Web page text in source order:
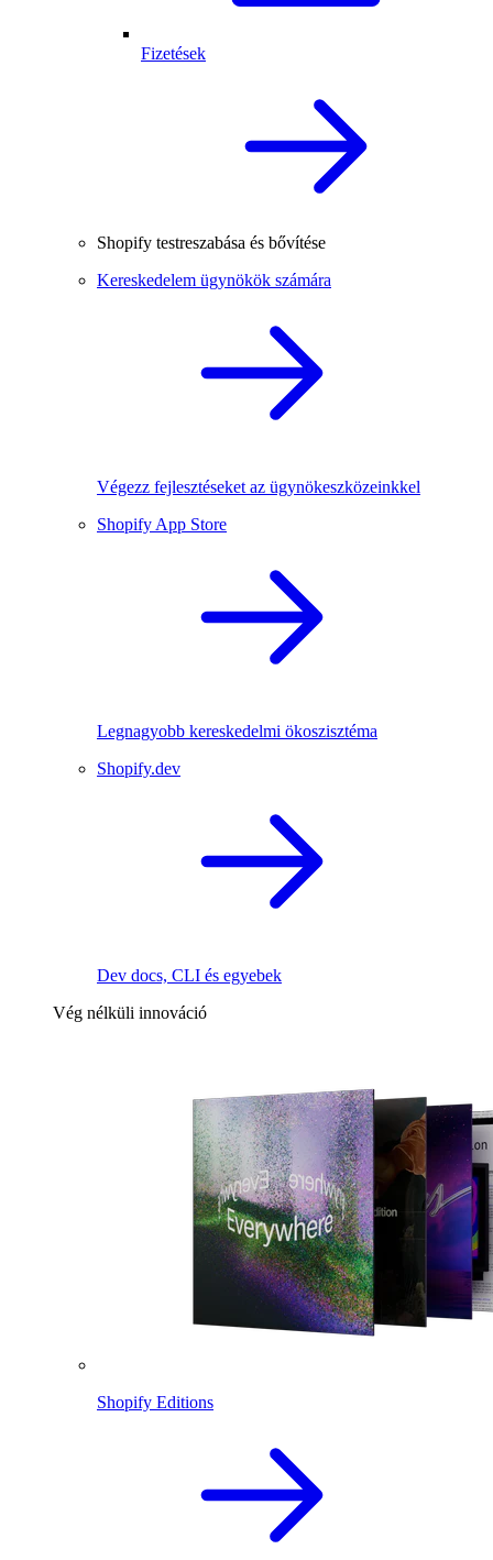
Fizetések
Shopify testreszabása és bővítése
Kereskedelem ügynökök számára
Végezz fejlesztéseket az ügynökeszközeinkkel
Shopify App Store
Legnagyobb kereskedelmi ökoszisztéma
Shopify.dev
Dev docs, CLI és egyebek
Vég nélküli innováció
Shopify Editions